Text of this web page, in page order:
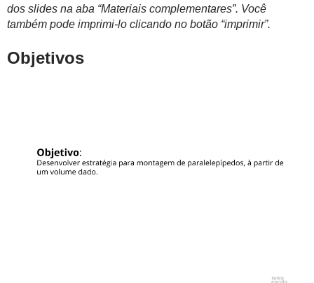
dos slides na aba “Materiais complementares”. Você
também pode imprimi-lo clicando no botão “imprimir”.
Objetivos